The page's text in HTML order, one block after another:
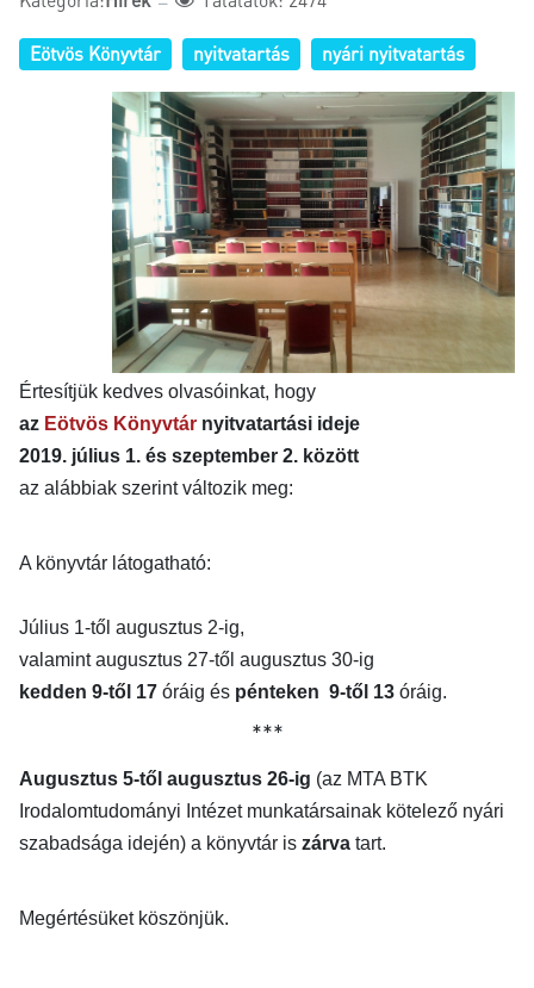
Eötvös Könyvtár nyitvatartás nyári nyitvatartás
Értesítjük kedves olvasóinkat, hogy
az Eötvös Könyvtárnyitvatartási ideje
2019. július 1. és szeptember 2. között
az alábbiak szerint változik meg:
A könyvtár látogatható:
Július 1-től augusztus 2-ig,
valamint augusztus 27-től augusztus 30-ig
kedden 9-től 17óráig és pénteken 9-től 13óráig.
***
Augusztus 5-től augusztus 26-ig (az MTA BTK
Irodalomtudományi Intézet munkatársainak kötelező nyári
szabadsága idején) a könyvtár is zárvatart.
Megértésüket köszönjük.